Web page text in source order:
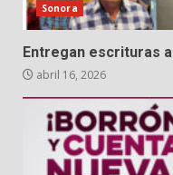
Sonora
Entregan escrituras
abril 16, 2026